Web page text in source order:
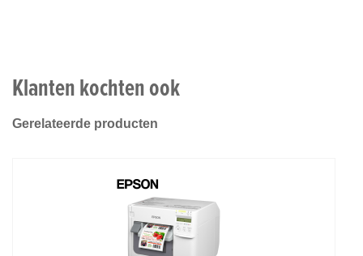
Klanten kochten ook
Gerelateerde producten